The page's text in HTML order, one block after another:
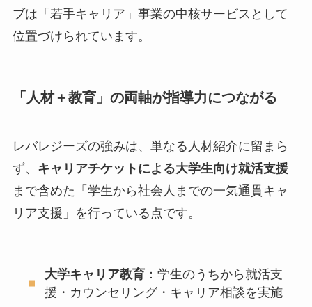
ブは「若手キャリア」事業の中核サービスとして
位置づけられています。
「人材＋教育」の両軸が指導力につながる
レバレジーズの強みは、単なる人材紹介に留まら
ず、 キャリアチケットによる大学生向け就活支援
まで含めた「学生から社会人までの一気通貫キャ
リア支援」を行っている点です。
大学キャリア教育：学生のうちから就活支
援・カウンセリング・キャリア相談を実施